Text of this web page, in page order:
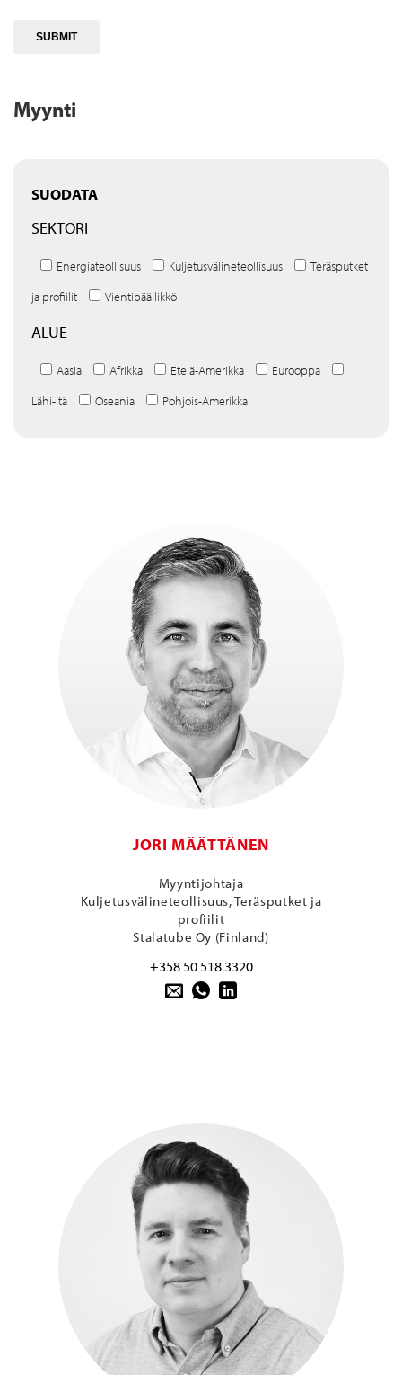
Myynti
SUODATA
SEKTORI
Energiateollisuus Kuljetusvälineteollisuus
Teräsputket
ja profiilit
Vientipäällikkö
ALUE
Aasia Afrikka Etelä-Amerikka
Eurooppa
Lähi-itä
Oseania Pohjois-Amerikka
JORI MÄÄTTÄNEN
Myyntijohtaja
Kuljetusvälineteollisuus, Teräsputket ja
profiilit
Stalatube Oy (Finland)
+358 50 518 3320